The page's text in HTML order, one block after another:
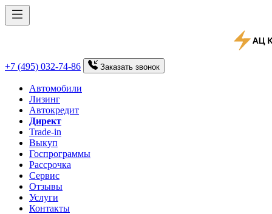
+7 (495) 032-74-86 Заказать звонок
Автомобили
Лизинг
Автокредит
Директ
Trade-in
Выкуп
Госпрограммы
Рассрочка
Сервис
Отзывы
Услуги
Контакты